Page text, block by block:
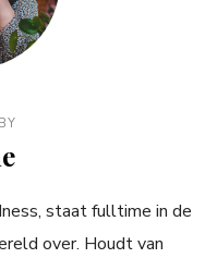
staat fulltime in de
over. Houdt van